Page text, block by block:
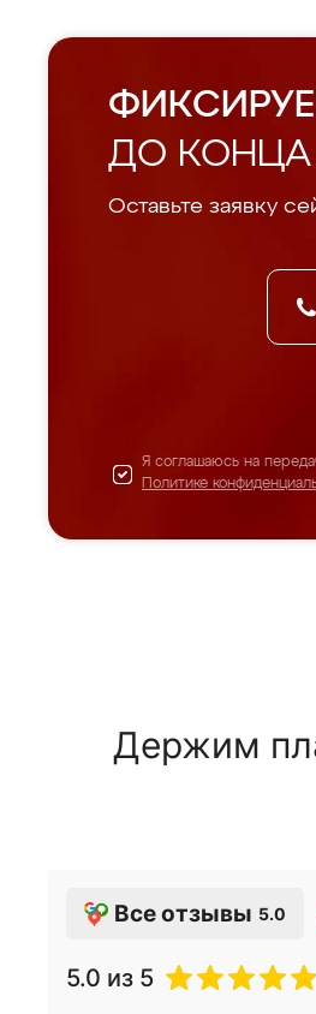
ДО КОНЦА
Оставьте заявку
Я соглашаюсь на
Политике
Держим
Все отзывы 5.0
5.0 из 5